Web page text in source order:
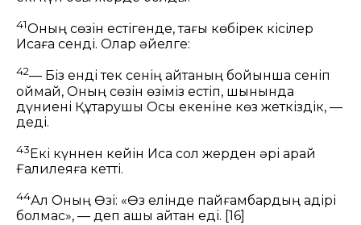
41Оның сөзін естігенде, тағы көбірек кісілер
Исаға сенді. Олар әйелге:
42— Біз енді тек сенің айтқаның бойынша сеніп
қоймай, Оның сөзін өзіміз естіп, шынында
дүниені Құтқарушы Осы екеніне көз жеткіздік, —
деді.
43Екі күннен кейін Иса сол жерден әрі қарай
Ғалилеяға кетті.
44Ал Оның Өзі: «Өз елінде пайғамбардың қадірі
болмас», — деп ашық айтқан еді. [16]